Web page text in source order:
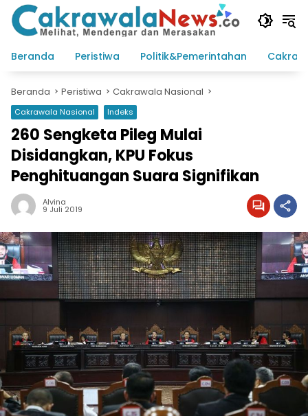
Langsung
konten
Beranda
Peristiwa Politik&Pemerintahan
Beranda Peristiwa Cakrawala Nasional
Cakrawala Nasional Indeks
260 Sengketa Pileg Mulai
Disidangkan, KPU Fokus
Penghituangan Suara Signifikan
Alvina
9 Juli 2019